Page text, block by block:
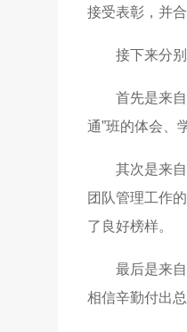
接受表彰，并合
接下来分
首先是来
通”班的体会、
其次是来
团队管理工作
了良好榜样。
最后是来
相信辛勤付出